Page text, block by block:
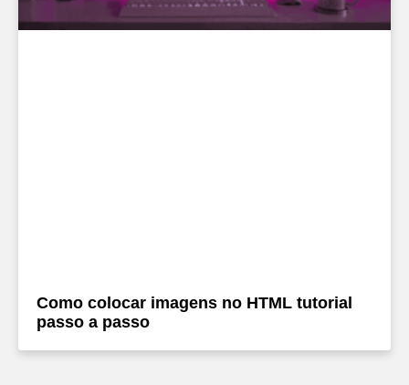
Como colocar imagens no HTML tutorial
passo a passo